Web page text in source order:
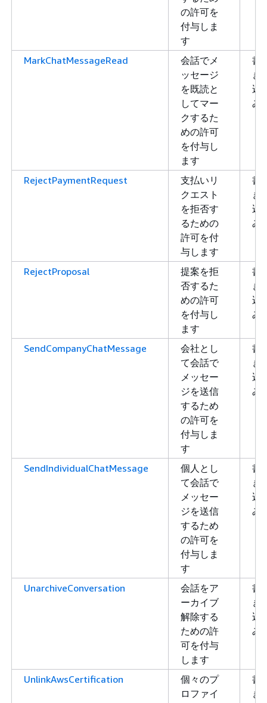
の許可を
付与しま
す
MarkChatMessageRead
会話でメ
ッセージ
を既読と
してマー
クするた
めの許可
を付与し
ます
書
き
込
み
RejectPaymentRequest
支払いリ
クエスト
を拒否す
るための
許可を付
与します
書
き
込
み
RejectProposal
提案を拒
否するた
めの許可
を付与し
ます
書
き
込
み
SendCompanyChatMessage
会社とし
て会話で
メッセー
ジを送信
するため
の許可を
付与しま
す
書
き
込
み
SendIndividualChatMessage
個人とし
て会話で
メッセー
ジを送信
するため
の許可を
付与しま
す
書
き
込
み
UnarchiveConversation
会話をア
ーカイブ
解除する
ための許
可を付与
します
書
き
込
み
UnlinkAwsCertification
個々のプ
ロファイ
書
き